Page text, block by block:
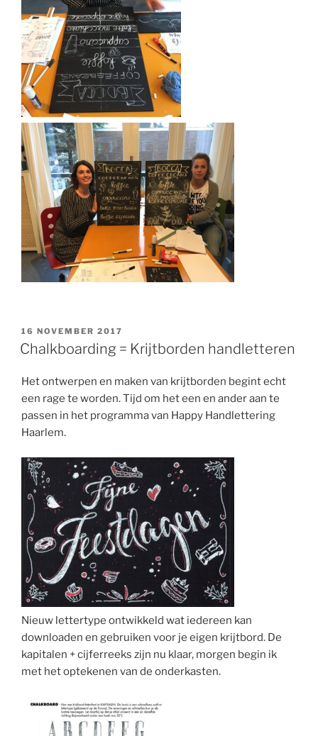
GEPLAATST
OP
16 NOVEMBER 2017
Chalkboarding = Krijtborden handletteren
Het ontwerpen en maken van krijtborden begint echt
een rage te worden. Tijd om het een en ander aan te
passen in het programma van Happy Handlettering
Haarlem.
Nieuw lettertype ontwikkeld wat iedereen kan
downloaden en gebruiken voor je eigen krijtbord. De
kapitalen + cijferreeks zijn nu klaar, morgen begin ik
met het optekenen van de onderkasten.